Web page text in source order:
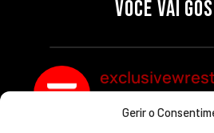
Gerir o
VOCÊ VAI
Por exclusivewrestling
Ver mais Artigos